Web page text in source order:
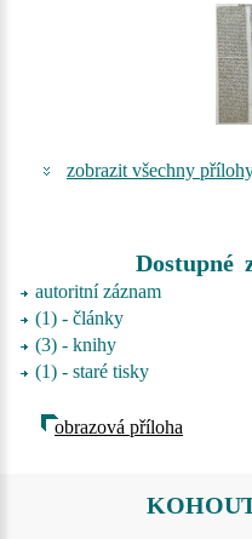
zobrazit všechny
Dostupné
autoritní záznam
(1) - články
(3) - knihy
(1) - staré tisky
obrazová příloha